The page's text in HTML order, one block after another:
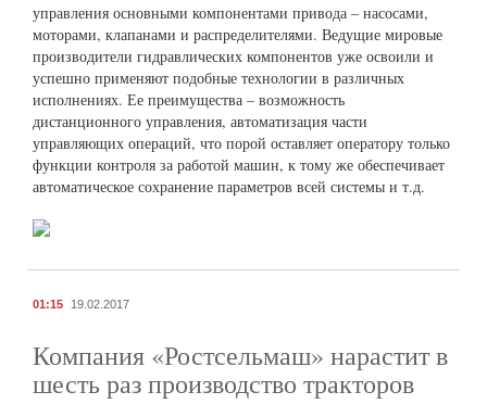
управления основными компонентами привода – насосами,
моторами, клапанами и распределителями. Ведущие мировые
производители гидравлических компонентов уже освоили и
успешно применяют подобные технологии в различных
исполнениях. Ее преимущества – возможность
дистанционного управления, автоматизация части
управляющих операций, что порой оставляет оператору только
функции контроля за работой машин, к тому же обеспечивает
автоматическое сохранение параметров всей системы и т.д.
01:15 19.02.2017
Компания «Ростсельмаш» нарастит в
шесть раз производство тракторов